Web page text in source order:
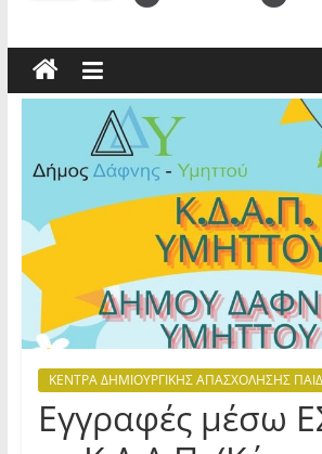
ΚΕΝΤΡΑ ΔΗΜΙΟΥΡΓΙΚΗΣ ΑΠΑΣΧΟΛΗΣΗΣ
Εγγραφές μέσω